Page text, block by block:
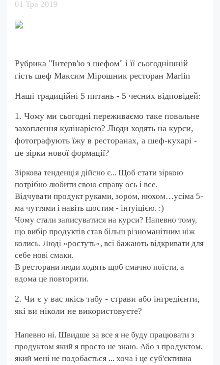
01 Тра 2019
Рубрика "Інтерв'ю з шефом" і її сьогоднішній
гість шеф Максим Мірошник ресторан Marlin
Наші традиційні 5 питань - 5 чесних відповідей:
1. Чому ми сьогодні переживаємо таке повальне
захоплення кулінарією? Люди ходять на курси,
фотографують їжу в ресторанах, а шеф-кухарі -
це зірки нової формації?
Зіркова тенденція дійсно є... Щоб стати зіркою
потрібно любити свою справу ось і все.
Відчувати продукт руками, зором, нюхом…усіма 5-
ма чуттями і навіть шостим - інтуіцією. :)
Чому стали записуватися на курси? Напевно тому,
що вибір продуктів став більш різноманітним ніж
колись. Люді «ростуть», всі бажають відкривати для
себе нові смаки.
В ресторани люди ходять щоб смачно поїсти, а
вдома це повторити.
2. Чи є у вас якісь табу - страви або інгредієнти,
які ви ніколи не використовуєте?
Напевно ні. Швидше за все я не буду працювати з
продуктом який я просто не знаю. Або з продуктом,
який мені не подобається ... хоча і це суб'єктивна